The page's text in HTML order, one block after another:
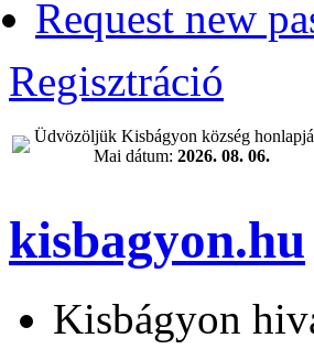
Request new
Regisztráció
Üdvözöljük Kisbágyon község
Mai dátum: 2026. 08. 06.
kisbagyon.hu
Kisbágyon